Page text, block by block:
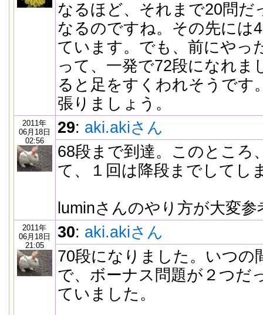
なるほど、それまで20問だ
なるのですね。その先には
ています。でも、前にやっ
って、一発で72段になれま
ると足をすくわれそうです
張りましょう。
2011年
06月18日
02:56
29: aki.akiさん
68段まで到達。このところ
て、１回は降段までしてし
luminさんのやり方が大変
2011年
06月18日
21:05
30: aki.akiさん
70段になりました。いつの
で、ボーナス問題が２つだ
ていました。